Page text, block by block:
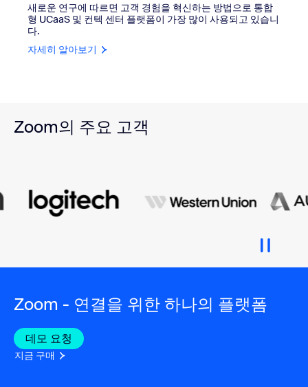
새로운 연구에 따르면 고객 경험을 혁신하는 방법으로 통합
형 UCaaS 및 컨텍 센터 플랫폼이 가장 많이 사용되고 있습니
다.
자세히 알아보기
Zoom의 주요 고객
Zoom - 연결을 위한 하나의 플랫폼
데모 요청
지금 구매